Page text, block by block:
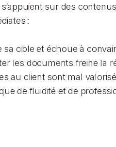
sur des
:
sa cible et échoue à
les documents freine la
au client sont mal
de fluidité et de